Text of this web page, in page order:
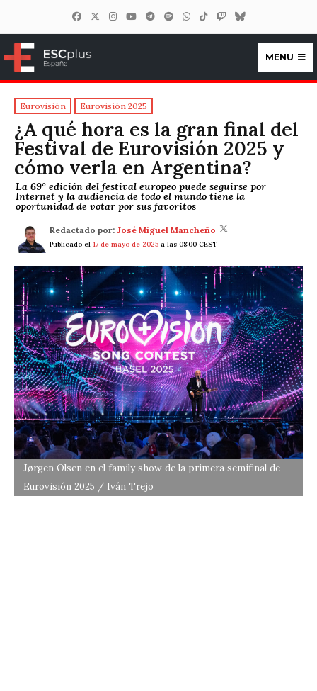
ESCplus España
MENU
Eurovisión Eurovisión 2025
¿A qué hora es la gran final del
Festival de Eurovisión 2025 y
cómo verla en Argentina?
La 69° edición del festival europeo puede seguirse por
Internet y la audiencia de todo el mundo tiene la
oportunidad de votar por sus favoritos
Redactado por: José Miguel Mancheño
Publicado el 17 de mayo de 2025 a las 08:00 CEST
Jørgen Olsen en el family show de la primera semifinal de
Eurovisión 2025 / Iván Trejo